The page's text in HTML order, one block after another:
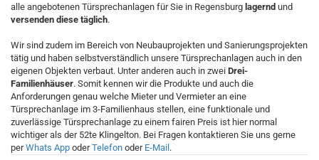
alle angebotenen Türsprechanlagen für Sie in Regensburg lagernd und
versenden diese täglich.
Wir sind zudem im Bereich von Neubauprojekten und Sanierungsprojekten
tätig und haben selbstverständlich unsere Türsprechanlagen auch in den
eigenen Objekten verbaut. Unter anderen auch in zwei Drei-
Familienhäuser. Somit kennen wir die Produkte und auch die
Anforderungen genau welche Mieter und Vermieter an eine
Türsprechanlage im 3-Familienhaus stellen, eine funktionale und
zuverlässige Türsprechanlage zu einem fairen Preis ist hier normal
wichtiger als der 52te Klingelton. Bei Fragen kontaktieren Sie uns gerne
perWhats App oderTelefon oder E-Mail .